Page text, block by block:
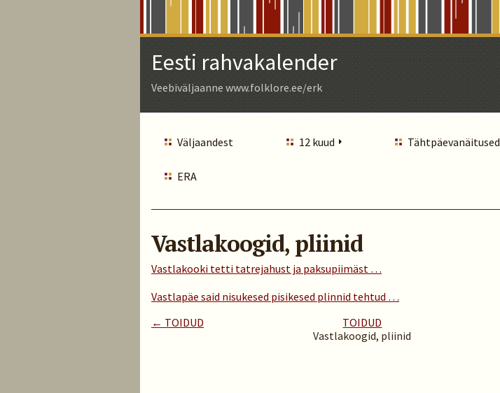
Eesti rahvakalender
Veebiväljaanne www.folklore.ee/erk
Väljaandest 12 kuud Tähtpäevanäitused
ERA
Vastlakoogid, pliinid
Vastlakooki tetti tatrejahust ja paksupiimäst …
Vastlapäe said nisukesed pisikesed plinnid tehtud …
← TOIDUD
TOIDUD
Vastlakoogid, pliinid